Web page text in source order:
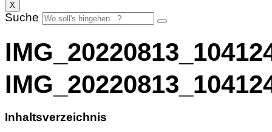
X
Suche
Inhaltsverzeichnis